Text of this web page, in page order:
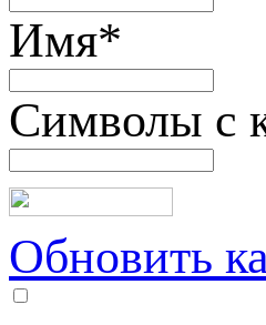
Имя*
Символы с
Обновить